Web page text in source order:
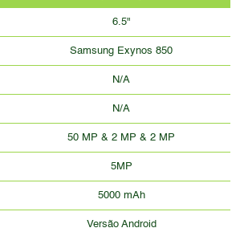
6.5"
Samsung Exynos 850
N/A
N/A
50 MP & 2 MP & 2 MP
5MP
5000 mAh
Versão Android